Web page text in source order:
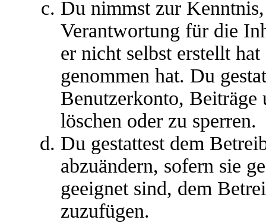
Du nimmst zur
Verantwortung für die
er nicht selbst erstellt
genommen hat. Du
Benutzerkonto,
löschen oder zu sperren.
Du gestattest dem
abzuändern, sofern sie
geeignet sind, dem
zuzufügen.